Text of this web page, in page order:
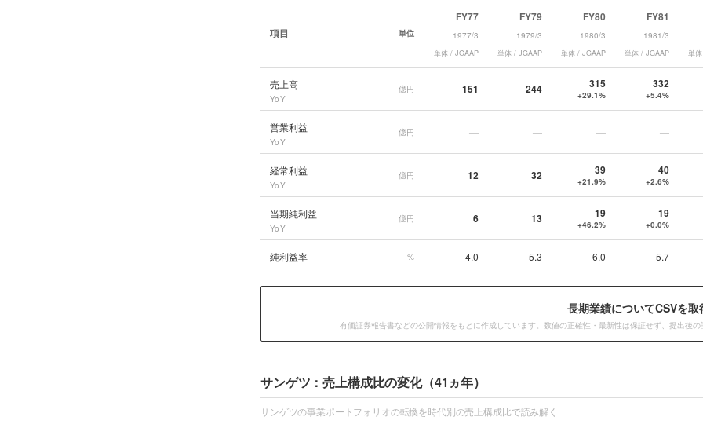
項目 単位
FY77
1977/3
単体 / JGAAP
FY79
1979/3
単体 / JGAAP
FY80
1980/3
単体 / JGAAP
FY81
1981/3
単体 / JGAAP 単
売上高
YoY
億円 151 244 315
+29.1%
332
+5.4%
営業利益
YoY
億円 — — — —
経常利益
YoY
億円 12 32 39
+21.9%
40
+2.6%
当期純利益
YoY
億円 6 13 19
+46.2%
19
+0.0%
純利益率 % 4.0 5.3 6.0 5.7
長期業績についてCSVを取
有価証券報告書などの公開情報をもとに作成しています。数値の正確性・最新性は保証せず、提出後
サンゲツ：売上構成比の変化（41ヵ年）
サンゲツの事業ポートフォリオの転換を時代別の売上構成比で読み解く